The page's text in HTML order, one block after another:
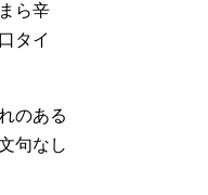
ら辛
タイ
のある
句なし